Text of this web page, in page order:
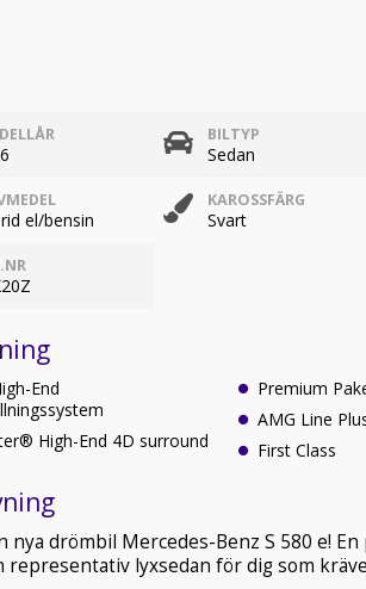
BILTYP
Sedan
el/bensin
KAROSSFÄRG
Svart
End
High-End 4D surround
Premium
AMG Line
First Class
nya drömbil Mercedes-Benz S 580 e!
representativ lyxsedan för dig som